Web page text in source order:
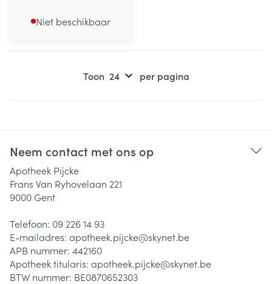
Niet beschikbaar
Toon per pagina
Neem contact met ons op
Apotheek Pijcke
Frans Van Ryhovelaan 221
9000 Gent
Telefoon: 09 226 14 93
E-mailadres: apotheek.pijcke@skynet.be
APB nummer: 442160
Apotheek titularis: apotheek.pijcke@skynet.be
BTW nummer: BE0870652303